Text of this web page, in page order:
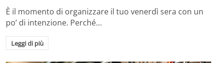
È il momento di organizzare il tuo venerdì sera con un
po’ di intenzione. Perché…
Leggi di più